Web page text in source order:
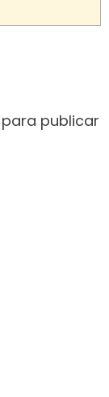
para publicar